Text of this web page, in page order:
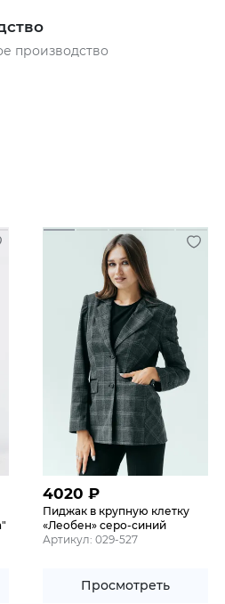
производство
4020 ₽
Пиджак в крупную клетку
«Леобен» серо-синий
Артикул: 029-527
Просмотреть